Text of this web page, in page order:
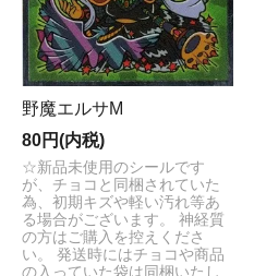
野魔エルサM
80円(内税)
☆新品未使用のシールです
が、チョコと同梱されていた
為、初期キズや軽い汚れ等あ
る場合がございます。 神経質
の方はご購入を控えくださ
い。 発送時にはチョコや商品
の入っていた袋は同梱いたし